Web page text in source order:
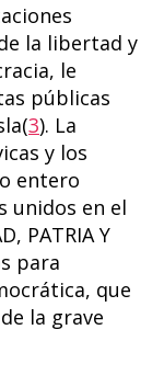
la libertad y
le
públicas
3). La
y los
entero
unidos en el
PATRIA Y
para
que
la grave